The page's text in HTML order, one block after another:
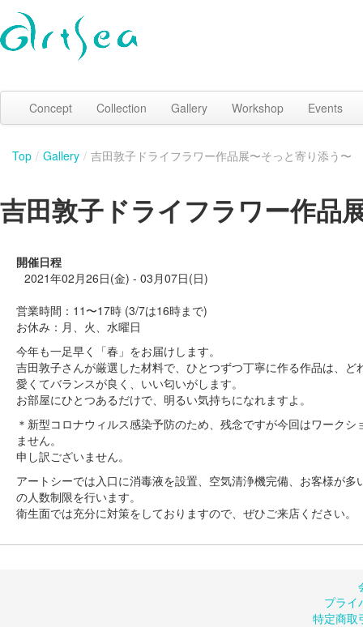
Concept Collection Gallery Workshop Events
Top / Gallery / 吉田敦子ドライフラワー作品展〜そっと寄り添う〜
吉田敦子ドライフラワー作品
開催日程
2021年02月26日(金) - 03月07日(日)
営業時間：11〜17時 (3/7は16時まで)
お休み：月、火、水曜日
今年も一足早く「春」をお届けします。
吉田敦子さんが厳選した材料で、ひとつずつ丁寧に作る作品は、ど
愛くてバランスが良く、いい匂いがします。
お部屋にひとつあるだけで、明るい気持ちになれますよ。
＊新型コロナウィルス感染予防のため、残念ですが今回はワークシ
ません。
申し訳ございません。
アートシーでは入口に消毒液を設置、空気清浄機完備、お客様が多
の人数制限を行います。
衛生面では充分に対策をしておりますので、ぜひご来店ください。
プライ
特定商取